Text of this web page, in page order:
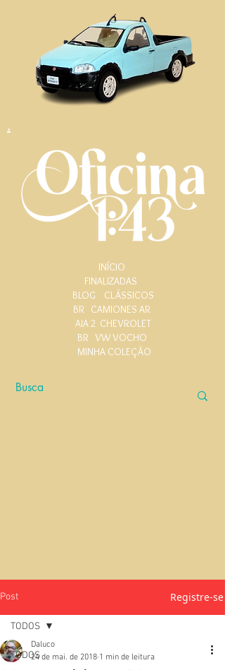
.
INÍCIO
FINALIZADAS
BLOG
CLÁSSICOS
BR CAMIONES AR
AIA 2 CHEVROLET
BR VW VOCHO
MINHA COLEÇÃO
Post Registre-se
TODOS
TODOS
Daluco
24 de mai. de 2018 1 min de leitura